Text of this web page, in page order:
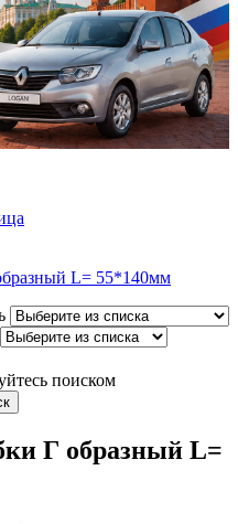
L= 55*140мм
поиском
Г образный L=